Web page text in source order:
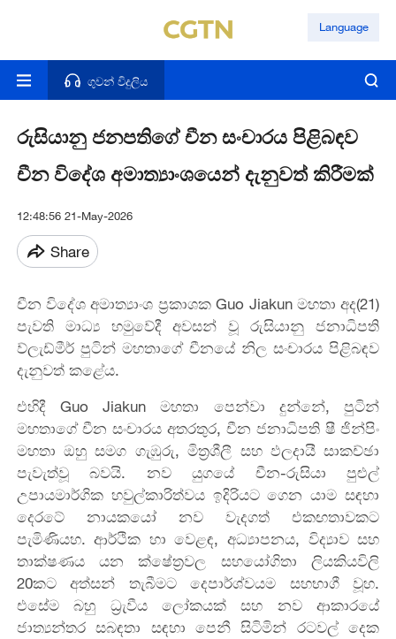
Language
ගුවන් විදුලිය
රුසියානු ජනපතිගේ චීන සංචාරය පිළිබඳව
චීන විදේශ අමාත්‍යාංශයෙන් දැනුවත් කිරීමක්
12:48:56 21-May-2026
Share
චීන විදේශ අමාත්‍යාංශ ප්‍රකාශක Guo Jiakun මහතා අද(21)
පැවති මාධ්‍ය හමුවේදී අවසන් වූ රුසියානු ජනාධිපති
ව්ලැඩ්මීර් පුටින් මහතාගේ චීනයේ නිල සංචාරය පිළිබඳව
දැනුවත් කළේය.
එහිදී Guo Jiakun මහතා පෙන්වා දුන්නේ, පුටින්
මහතාගේ චීන සංචාරය අතරතුර, චීන ජනාධිපති ෂී ජින්පිං
මහතා ඔහු සමග ගැඹුරු, මිත්‍රශීලී සහ ඵලදායී සාකච්ඡා
පැවැත්වූ බවයි. නව යුගයේ චීන-රුසියා පුළුල්
උපායමාර්ගික හවුල්කාරිත්වය ඉදිරියට ගෙන යාම සඳහා
දෙරටේ නායකයෝ නව වැදගත් එකඟතාවකට
පැමිණියහ. ආර්ථික හා වෙළඳ, අධ්‍යාපනය, විද්‍යාව සහ
තාක්ෂණය යන ක්ෂේත්‍රවල සහයෝගිතා ලියකියවිලි
20කට අත්සන් තැබීමට දෙපාර්ශ්වයම සහභාගී වූහ.
එසේම බහු ධ්‍රැවීය ලෝකයක් සහ නව ආකාරයේ
ජාත්‍යන්තර සබඳතා සඳහා පෙනී සිටිමින් රටවල් දෙක